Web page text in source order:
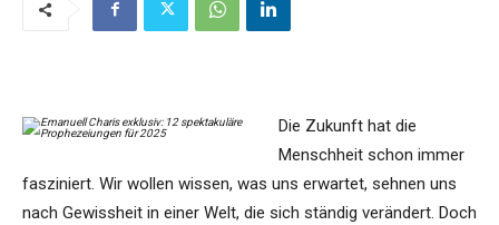
Die Zukunft hat die
Menschheit schon immer
fasziniert. Wir wollen wissen, was uns erwartet, sehnen uns
nach Gewissheit in einer Welt, die sich ständig verändert. Doch